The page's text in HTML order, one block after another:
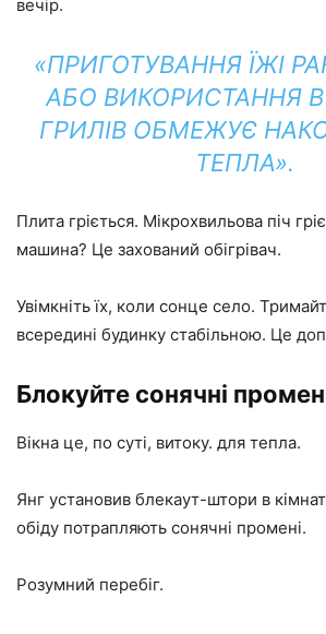
вечір.
«ПРИГОТУВАННЯ ЇЖІ
АБО ВИКОРИСТАННЯ
ГРИЛІВ ОБМЕЖУЄ
ТЕПЛА».
Плита гріється. Мікрохвильова піч
машина? Це захований обігрівач.
Увімкніть їх, коли сонце село.
всередині будинку стабільною. Це
Блокуйте сонячні
Вікна це, по суті, витоку. для тепла.
Янг установив блекаут-штори в
обіду потрапляють сонячні промені.
Розумний перебіг.